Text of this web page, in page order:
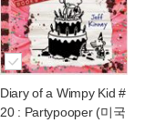
Diary of a Wimpy Kid #
20 : Partypooper (미국